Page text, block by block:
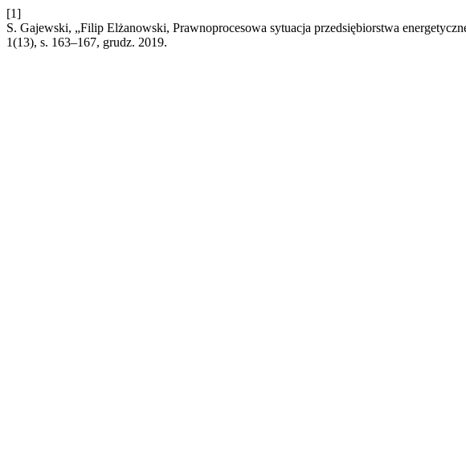
[1]
S. Gajewski, „Filip Elżanowski, Prawnoprocesowa sytuacja przedsiębiorstwa
1(13), s. 163–167, grudz. 2019.